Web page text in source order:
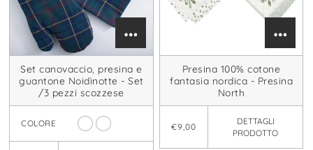
Set canovaccio, presina e
guantone Noidìnotte - Set
/3 pezzi scozzese
COLORE
Presina 100% cotone
fantasia nordica - Presina
North
€9,00
DETTAGLI
PRODOTTO